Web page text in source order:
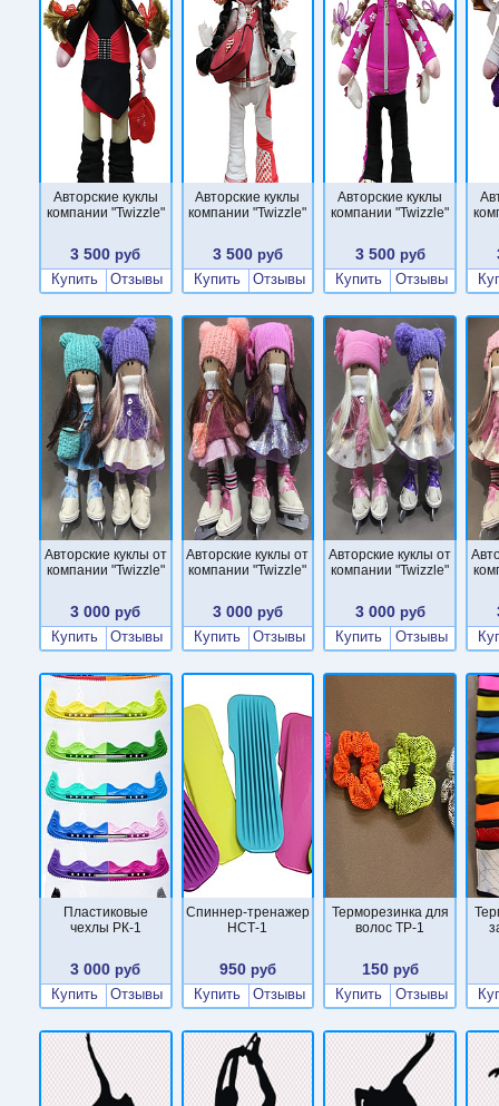
Авторские куклы
компании "Twizzle"
3 500 руб
Купить
Отзывы
Авторские куклы
компании "Twizzle"
3 500 руб
Купить
Отзывы
Авторские куклы
компании "Twizzle"
3 500руб
Купить
Отзывы
Авторские куклы от
компании "Twizzle"
3 000 руб
Купить
Отзывы
Авторские куклы от
компании "Twizzle"
3 000 руб
Купить
Отзывы
Авторские куклы от
компании "Twizzle"
3 000руб
Купить
Отзывы
Пластиковые
чехлы РК-1
3 000 руб
Купить
Отзывы
Cпиннер-тренажер
НСТ-1
950 руб
Купить
Отзывы
Терморезинка для
волос ТР-1
150руб
Купить
Отзывы